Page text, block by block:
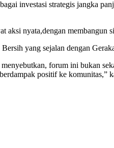
investasi strategis jangka
aksi nyata,dengan
yang sejalan dengan
forum ini bukan
positif ke komunitas,”